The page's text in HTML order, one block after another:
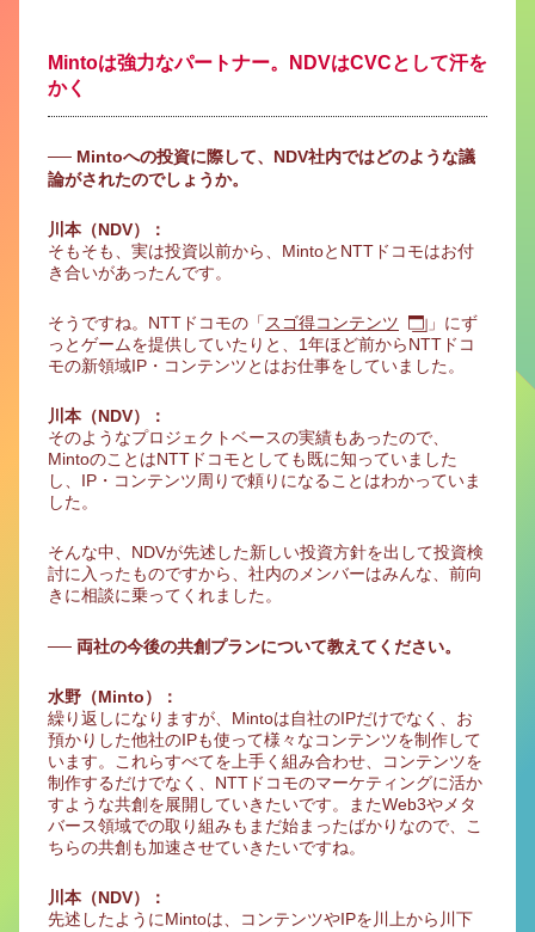
Mintoは強力なパートナー。NDVはCVCとして汗を
かく
── Mintoへの投資に際して、NDV社内ではどのような議
論がされたのでしょうか。
川本（NDV）：
そもそも、実は投資以前から、MintoとNTTドコモはお付
き合いがあったんです。
そうですね。NTTドコモの「 スゴ得コンテンツ
」にず
っとゲームを提供していたりと、1年ほど前からNTTドコ
モの新領域IP・コンテンツとはお仕事をしていました。
川本（NDV）：
そのようなプロジェクトベースの実績もあったので、
MintoのことはNTTドコモとしても既に知っていました
し、IP・コンテンツ周りで頼りになることはわかっていま
した。
そんな中、NDVが先述した新しい投資方針を出して投資検
討に入ったものですから、社内のメンバーはみんな、前向
きに相談に乗ってくれました。
── 両社の今後の共創プランについて教えてください。
水野（Minto）：
繰り返しになりますが、Mintoは自社のIPだけでなく、お
預かりした他社のIPも使って様々なコンテンツを制作して
います。これらすべてを上手く組み合わせ、コンテンツを
制作するだけでなく、NTTドコモのマーケティングに活か
すような共創を展開していきたいです。またWeb3やメタ
バース領域での取り組みもまだ始まったばかりなので、こ
ちらの共創も加速させていきたいですね。
川本（NDV）：
先述したようにMintoは、コンテンツやIPを川上から川下